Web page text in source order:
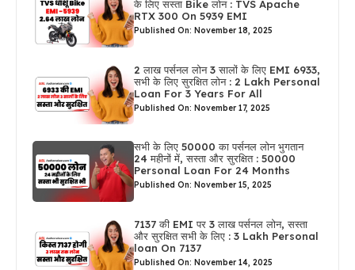
के लिए सस्ता Bike लोन : TVS Apache
RTX 300 On 5939 EMI
Published On: November 18, 2025
2 लाख पर्सनल लोन 3 सालों के लिए EMI 6933,
सभी के लिए सुरक्षित लोन : 2 Lakh Personal
Loan For 3 Years For All
Published On: November 17, 2025
सभी के लिए 50000 का पर्सनल लोन भुगतान
24 महीनों में, सस्ता और सुरक्षित : 50000
Personal Loan For 24 Months
Published On: November 15, 2025
7137 की EMI पर 3 लाख पर्सनल लोन, सस्ता
और सुरक्षित सभी के लिए : 3 Lakh Personal
loan On 7137
Published On: November 14, 2025